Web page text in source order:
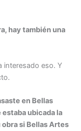
hay también una
interesado eso. Y
en Bellas
ubicada la
si Bellas Artes